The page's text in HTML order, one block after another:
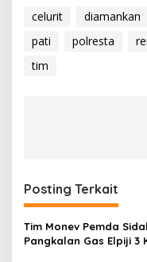
celurit diamankan
pati
polresta
tim
Posting Terkait
Tim Monev Pemda
Pangkalan Gas Elpiji 3